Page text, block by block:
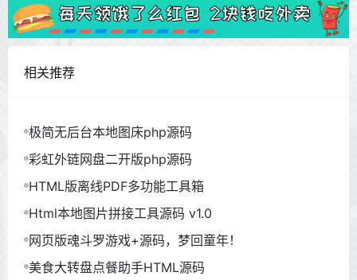
相关推荐
极简无后台本地图床php源码
彩虹外链网盘二开版php源码
HTML版离线PDF多功能工具箱
Html本地图片拼接工具源码 v1.0
网页版魂斗罗游戏+源码，梦回童年！
美食大转盘点餐助手HTML源码